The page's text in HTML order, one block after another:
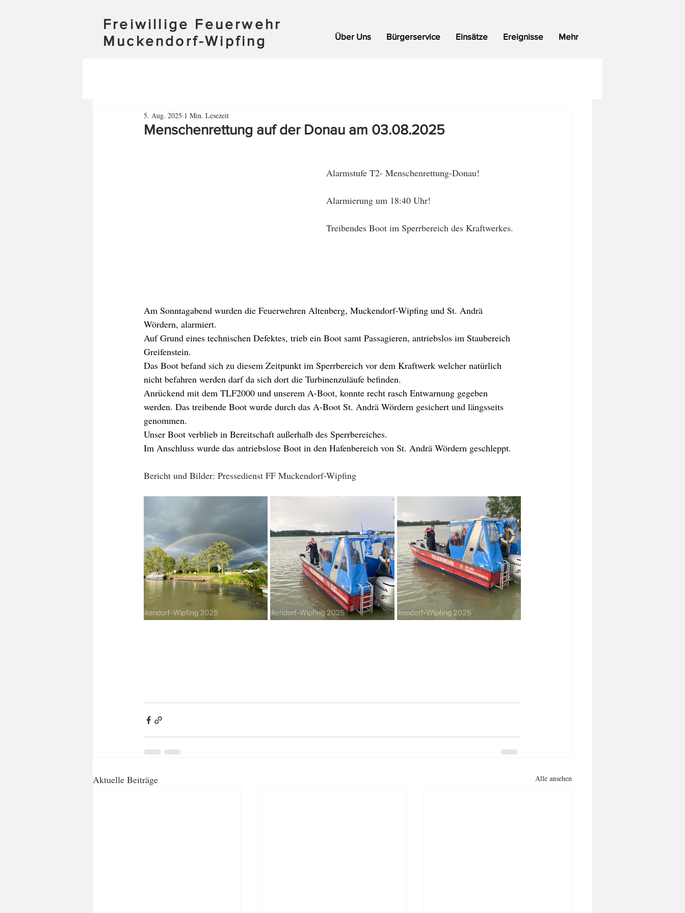
Freiwillige Feuerwehr
Muckendorf-Wipfing
Über Uns Bürgerservice Einsätze Ereignisse Mehr
Menschenrettung auf der Donau am 03.08.2025
5. Aug. 2025 1 Min. Lesezeit
Alarmstufe T2- Menschenrettung-Donau!
Alarmierung um 18:40 Uhr!
Treibendes Boot im Sperrbereich des Kraftwerkes.
Am Sonntagabend wurden die Feuerwehren Altenberg, Muckendorf-Wipfing und St. Andrä
Wördern, alarmiert.
Auf Grund eines technischen Defektes, trieb ein Boot samt Passagieren, antriebslos im Staubereich
Greifenstein.
Das Boot befand sich zu diesem Zeitpunkt im Sperrbereich vor dem Kraftwerk welcher natürlich
nicht befahren werden darf da sich dort die Turbinenzuläufe befinden.
Anrückend mit dem TLF2000 und unserem A-Boot, konnte recht rasch Entwarnung gegeben
werden. Das treibende Boot wurde durch das A-Boot St. Andrä Wördern gesichert und längsseits
genommen.
Unser Boot verblieb in Bereitschaft außerhalb des Sperrbereiches.
Im Anschluss wurde das antriebslose Boot in den Hafenbereich von St. Andrä Wördern geschleppt.
Bericht und Bilder: Pressedienst FF Muckendorf-Wipfing
Aktuelle Beiträge Alle ansehen